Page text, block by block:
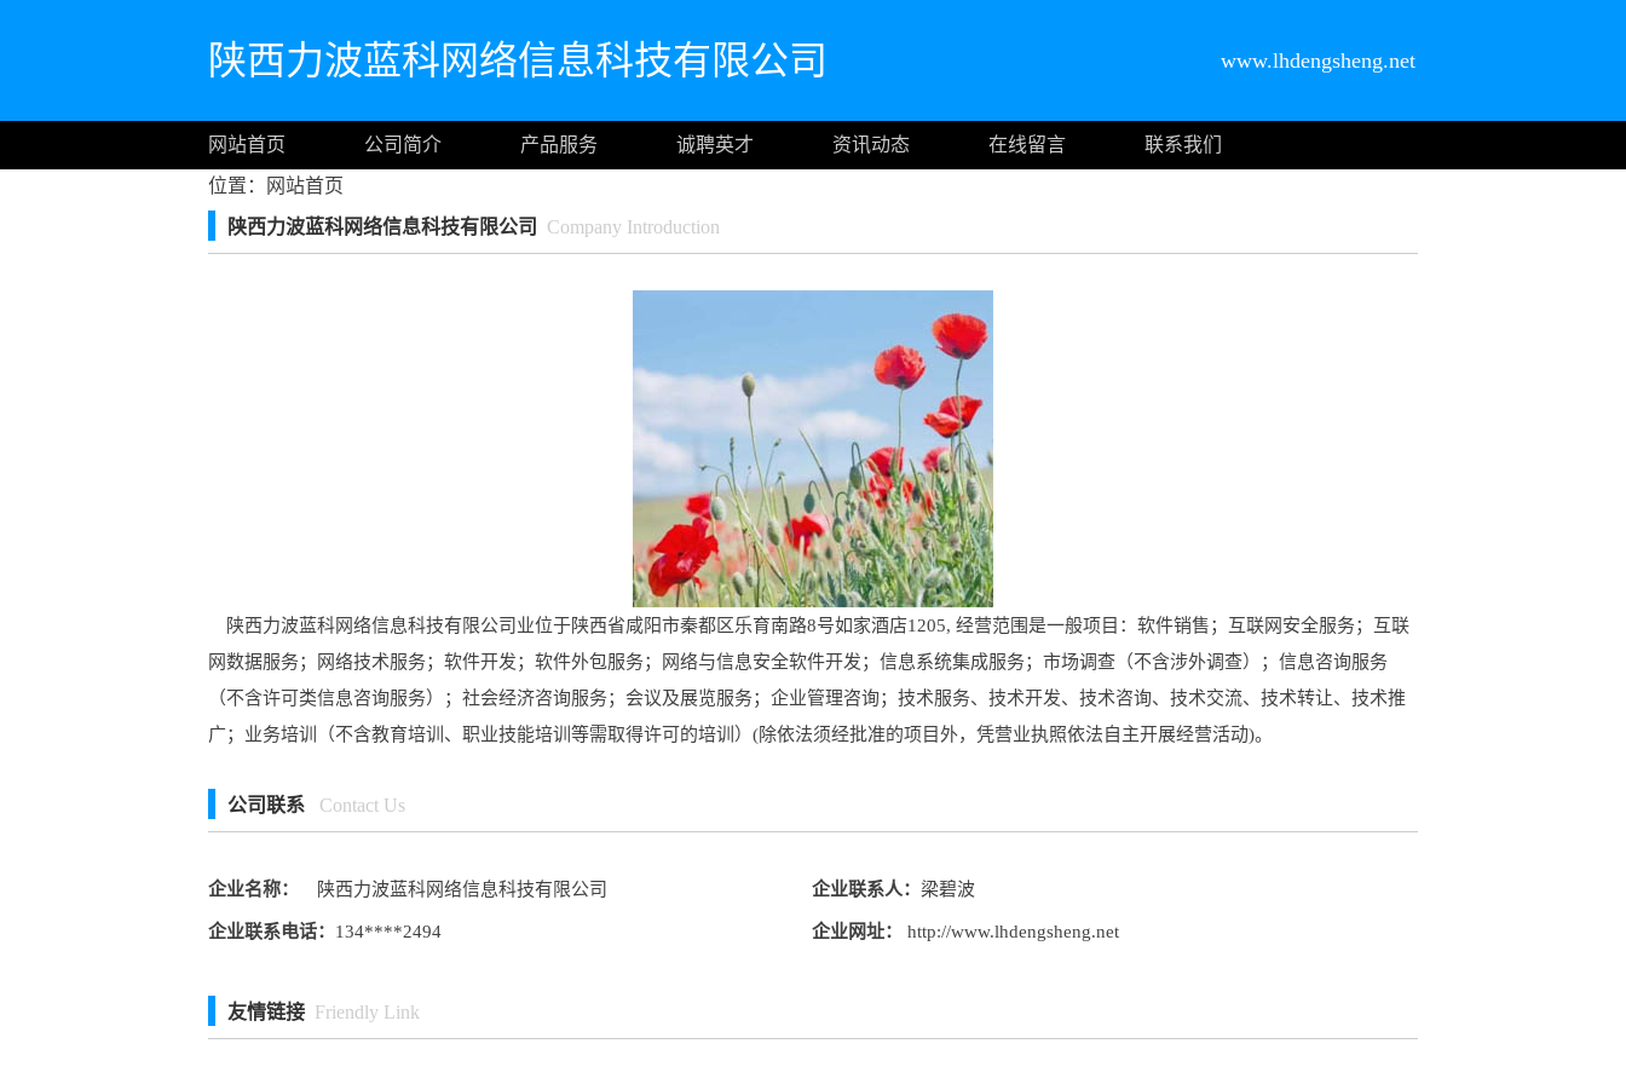
陕西力波蓝科网络信息科技有限公司 www.lhdengsheng.net
网站首页 公司简介 产品服务 诚聘英才 资讯动态 在线留言
联系我们
位置：
网站首页
陕西力波蓝科网络信息科技有限公司
Company Introduction
陕西力波蓝科网络信息科技有限公司业位于陕西省咸阳市秦都区乐育南路8号如家酒店1205, 经营范围是一般项目：软件销售；互联网安全服务；互联
网数据服务；网络技术服务；软件开发；软件外包服务；网络与信息安全软件开发；信息系统集成服务；市场调查（不含涉外调查）；信息咨询服务
（不含许可类信息咨询服务）；社会经济咨询服务；会议及展览服务；企业管理咨询；技术服务、技术开发、技术咨询、技术交流、技术转让、技术推
广；业务培训（不含教育培训、职业技能培训等需取得许可的培训）(除依法须经批准的项目外，凭营业执照依法自主开展经营活动)。
公司联系 Contact Us
企业名称： 陕西力波蓝科网络信息科技有限公司 企业联系人： 梁碧波
企业联系电话： 134****2494 企业网址： http://www.lhdengsheng.net
友情链接 Friendly Link